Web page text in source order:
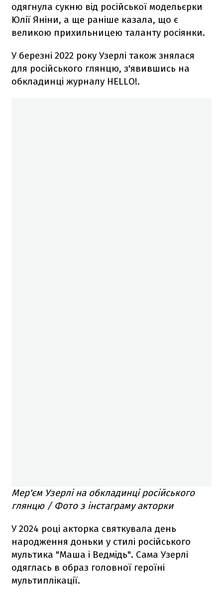
одягнула сукню від російської модельєрки
Юлії Яніни, а ще раніше казала, що є
великою прихильницею таланту росіянки.
У березні 2022 року Узерлі також знялася
для російського глянцю, з'явившись на
обкладинці журналу HELLO!.
Мер'єм Узерлі на обкладинці російського
глянцю / Фото з інстаграму акторки
У 2024 році акторка святкувала день
народження доньки у стилі російського
мультика "Маша і Ведмідь". Сама Узерлі
одяглась в образ головної героїні
мультиплікації.